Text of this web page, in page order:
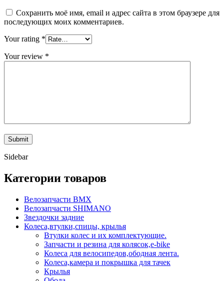
Сохранить моё имя, email и адрес сайта в этом браузере для
последующих моих комментариев.
Your rating *
Your review *
Sidebar
Категории товаров
Велозапчасти BMX
Велозапчасти SHIMANO
Звездочки задние
Колеса,втулки,спицы, крылья
Втулки колес и их комплектующие.
Запчасти и резина для колясок,e-bike
Колеса для велосипедов,ободная лента.
Колеса,камера и покрышка для тачек
Крылья